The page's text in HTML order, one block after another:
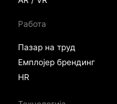
Работа
Пазар на труд
Емплојер брендинг
HR